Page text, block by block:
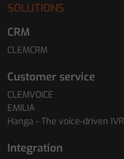
SOLUTIONS
CRM
CLEMCRM
Customer service
CLEMVOICE
EMILIA
Hanga - The voice-driven IVR
Integration